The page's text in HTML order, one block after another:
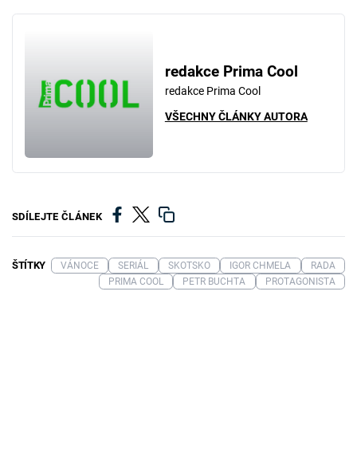
redakce Prima Cool
redakce Prima Cool
VŠECHNY ČLÁNKY AUTORA
SDÍLEJTE ČLÁNEK
ŠTÍTKY VÁNOCE SERIÁL SKOTSKO IGOR CHMELA
RADA
PRIMA COOL
PETR BUCHTA PROTAGONISTA